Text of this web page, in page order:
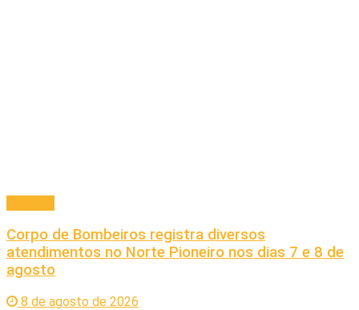
Corpo de Bombeiros registra diversos
atendimentos no Norte Pioneiro nos dias 7 e 8 de
agosto
8 de agosto de 2026